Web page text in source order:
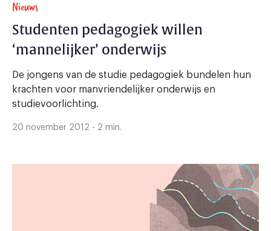
Nieuws
Studenten pedagogiek willen
‘mannelijker’ onderwijs
De jongens van de studie pedagogiek bundelen hun
krachten voor manvriendelijker onderwijs en
studievoorlichting.
20 november 2012 - 2 min.